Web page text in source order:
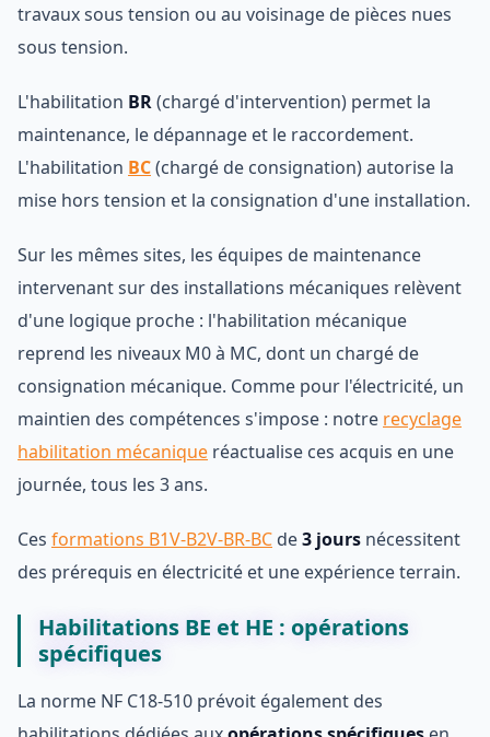
travaux sous tension ou au voisinage de pièces nues
sous tension.
L'habilitation BR(chargé d'intervention) permet la
maintenance, le dépannage et le raccordement.
L'habilitation BC(chargé de consignation) autorise la
mise hors tension et la consignation d'une installation.
Sur les mêmes sites, les équipes de maintenance
intervenant sur des installations mécaniques relèvent
d'une logique proche : l'habilitation mécanique
reprend les niveaux M0 à MC, dont un chargé de
consignation mécanique. Comme pour l'électricité, un
maintien des compétences s'impose : notre recyclage
habilitation mécanique réactualise ces acquis en une
journée, tous les 3 ans.
Ces formations B1V-B2V-BR-BC de3 jours nécessitent
des prérequis en électricité et une expérience terrain.
Habilitations BE et HE : opérations
spécifiques
La norme NF C18-510 prévoit également des